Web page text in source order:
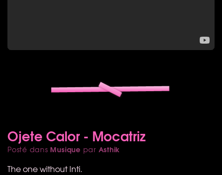
Ojete Calor - Mocatriz
Posté dans Musique par Asthik
The one without Inti.